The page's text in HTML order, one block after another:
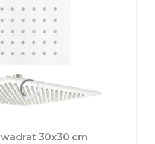
30x30 cm